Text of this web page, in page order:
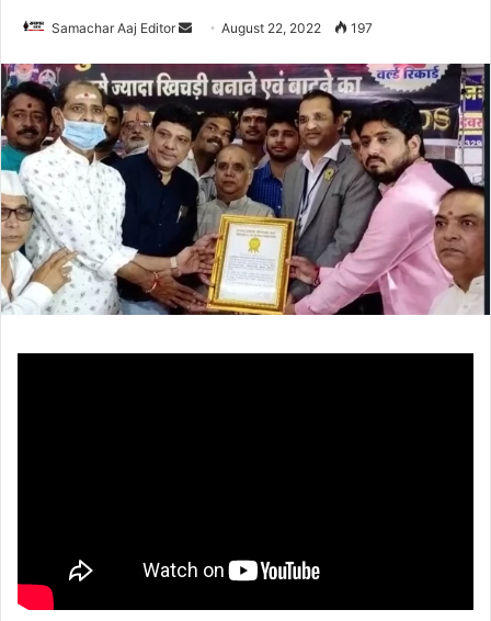
Samachar Aaj Editor
Send
email
August 22, 2022 197